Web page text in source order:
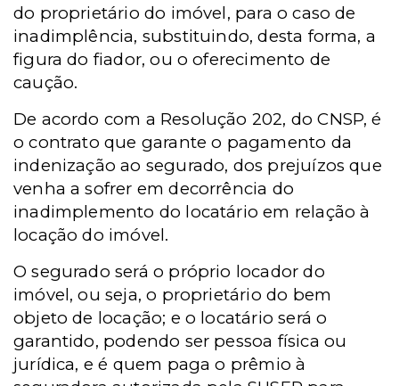
do proprietário do imóvel, para o caso de
inadimplência, substituindo, desta forma, a
figura do fiador, ou o oferecimento de
caução.
De acordo com a Resolução 202, do CNSP, é
o contrato que garante o pagamento da
indenização ao segurado, dos prejuízos que
venha a sofrer em decorrência do
inadimplemento do locatário em relação à
locação do imóvel.
O segurado será o próprio locador do
imóvel, ou seja, o proprietário do bem
objeto de locação; e o locatário será o
garantido, podendo ser pessoa física ou
jurídica, e é quem paga o prêmio à